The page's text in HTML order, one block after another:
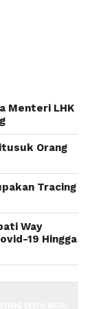
Menteri LHK
Orang
Tracing
Way
19 Hingga